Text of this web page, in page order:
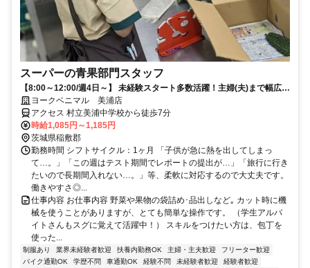
スーパーの青果部門スタッフ
【8:00～12:00/週4日～】 未経験スタート多数活躍！主婦(夫)まで幅広い
層が在籍★
ヨークベニマル 美浦店
アクセス 村立美浦中学校から徒歩7分
時給1,085円～1,185円
茨城県稲敷郡
勤務時間 シフトサイクル：1ヶ月 「子供が急に熱を出してしまっ
て…。」「この週はテスト期間でレポートの提出が…」「旅行に行き
たいので長期間入れない…。」等、柔軟に対応するので大丈夫です。
働きやすさ◎...
仕事内容 お仕事内容 野菜や果物の袋詰め･品出しなど｡ カット時に機
械を使うことがありますが、とても簡単な操作です。 （学生アルバ
イトさんもスグに覚えて活躍中！） スキルをつけたい方は、包丁を
使った...
制服あり 業界未経験者歓迎 扶養内勤務OK 主婦・主夫歓迎
フリーター歓迎
バイク通勤OK
学歴不問 車通勤OK 経験不問 未経験者歓迎
経験者歓迎